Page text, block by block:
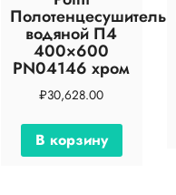
Полотенцесушитель
водяной П4
400×600
PN04146 хром
₽30,628.00
В корзину